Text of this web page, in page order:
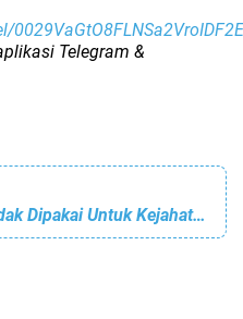
Telegram &
Istilah Klitih Polisi Harap Tidak Dipakai Untuk Kejahatan